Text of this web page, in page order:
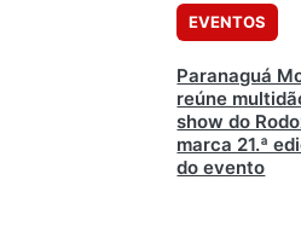
EVENTOS
Paranaguá
reúne
show do
marca 21.ª
do evento